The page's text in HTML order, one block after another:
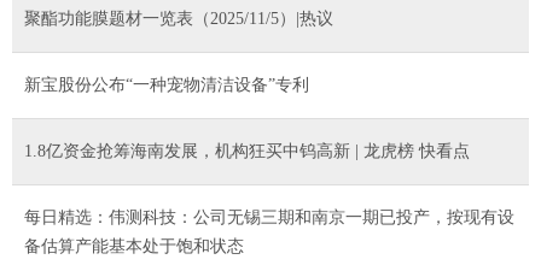
聚酯功能膜题材一览表（2025/11/5）|热议
新宝股份公布“一种宠物清洁设备”专利
1.8亿资金抢筹海南发展，机构狂买中钨高新 | 龙虎榜 快看点
每日精选：伟测科技：公司无锡三期和南京一期已投产，按现有设
备估算产能基本处于饱和状态